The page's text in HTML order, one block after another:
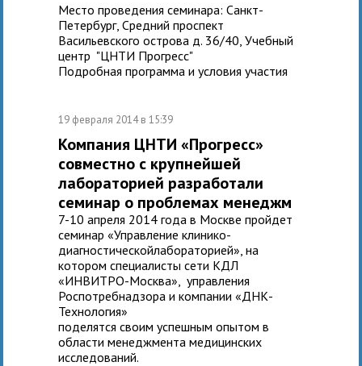
Место проведения семинара: Санкт-
Петербург, Средний проспект
Васильевского острова д. 36/40, Учебный
центр "ЦНТИ Прогресс"
Подробная программа и условия участия
19 февраля 2014 в 15:39
Компания ЦНТИ «Прогресс»
совместно с крупнейшей
лабораторией разработали
семинар о проблемах менеджм
7-10 апреля 2014 года в Москве пройдет
семинар «Управление клинико-
диагностическойлабораторией», на
котором специалисты сети КДЛ
«ИНВИТРО-Москва», управления
Роспотребнадзора и компании «ДНК-
Технология»
поделятся своим успешным опытом в
области менеджмента медицинских
исследований.